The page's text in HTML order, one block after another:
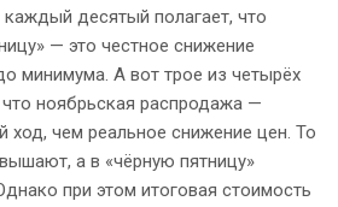
десятый полагает, что
— это честное снижение
минимума. А вот трое из четырёх
что ноябрьская распродажа —
ход, чем реальное снижение цен. То
а в «чёрную пятницу»
при этом итоговая стоимость